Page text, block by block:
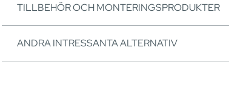
TILLBEHÖR OCH MONTERINGSPRODUKTER
ANDRA INTRESSANTA ALTERNATIV